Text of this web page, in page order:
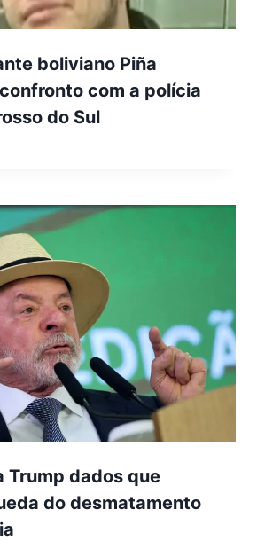
boliviano Piña
com a polícia
do Sul
Trump dados que
do desmatamento